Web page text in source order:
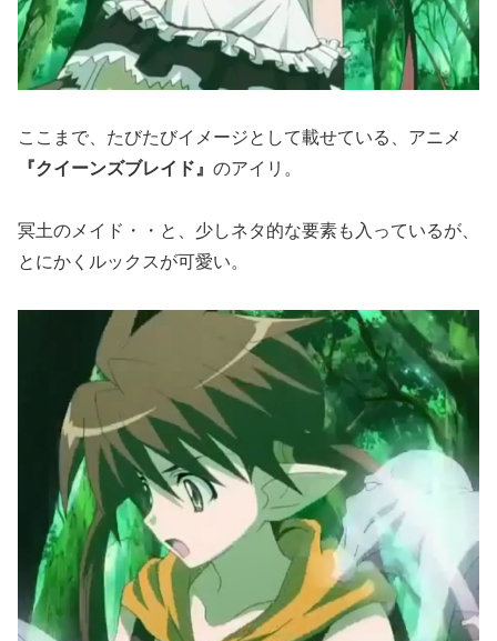
ここまで、たびたびイメージとして載せている、アニメ
『クイーンズブレイド』 のアイリ。
冥土のメイド・・と、少しネタ的な要素も入っているが、
とにかくルックスが可愛い。